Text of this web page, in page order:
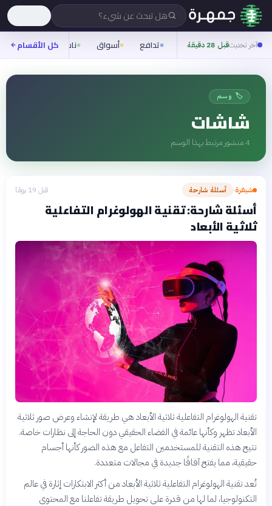
هل تبحث عن شيء؟
آخر تحديثقبل 28 دقيقة تدافع أسواق ناس روح
كل الأقسام
🏷️ وسم
شاشات
4 منشور مرتبط بهذا الوسم
شيفرة› أسئلة شارحة قبل 19 يومًا
أسئلة شارحة: تقنية الهولوغرام التفاعلية
ثلاثية الأبعاد
تقنية الهولوغرام التفاعلية ثلاثية الأبعاد هي طريقة لإنشاء وعرض صور ثلاثية
الأبعاد تظهر وكأنها عائمة في الفضاء الحقيقي دون الحاجة إلى نظارات خاصة.
تتيح هذه التقنية للمستخدمين التفاعل مع هذه الصور كأنها أجسام
حقيقية، مما يفتح آفاقًا جديدة في مجالات متعددة.
تُعد تقنية الهولوغرام التفاعلية ثلاثية الأبعاد من أكثر الابتكارات إثارة في عالم
التكنولوجيا، لما لها من قدرة على تحويل طريقة تفاعلنا مع المحتوى